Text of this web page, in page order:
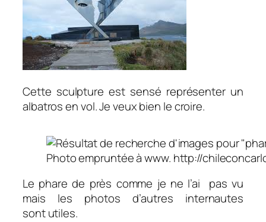
Cette sculpture est sensé représenter un
albatros en vol. Je veux bien le croire.
Photo empruntée à www. http://
Le phare de près comme je ne l’ai pas vu
mais les photos d’autres internautes
sont utiles.